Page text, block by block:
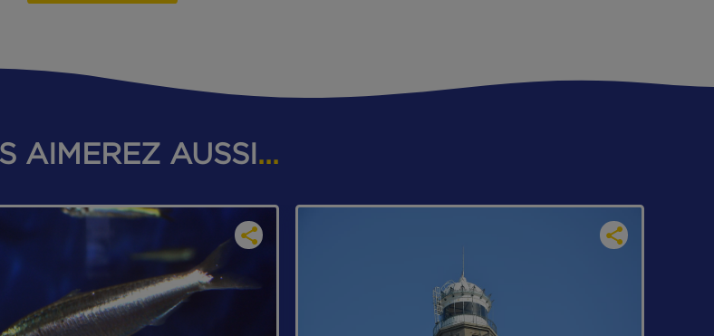
demain, ingénieurs et sentinelles de la mer. Nous comptons sur eux pour
la gestion durable et à la préservation des ressources.
A nous d’encourager tous les marins-pêcheurs, de les respecter pour leur dur
leur amour de la mer, car, ne l’oublions pas, ils nous nourrissent aujourd’hui et,
l’espérons, continuerons à nous nourrir demain.
Publié le 16 mai 2018 à 0h00 - Mis à jour le 23 février 2024 à 15h48
Catégorie :
CHRONIQUE DE LA MER